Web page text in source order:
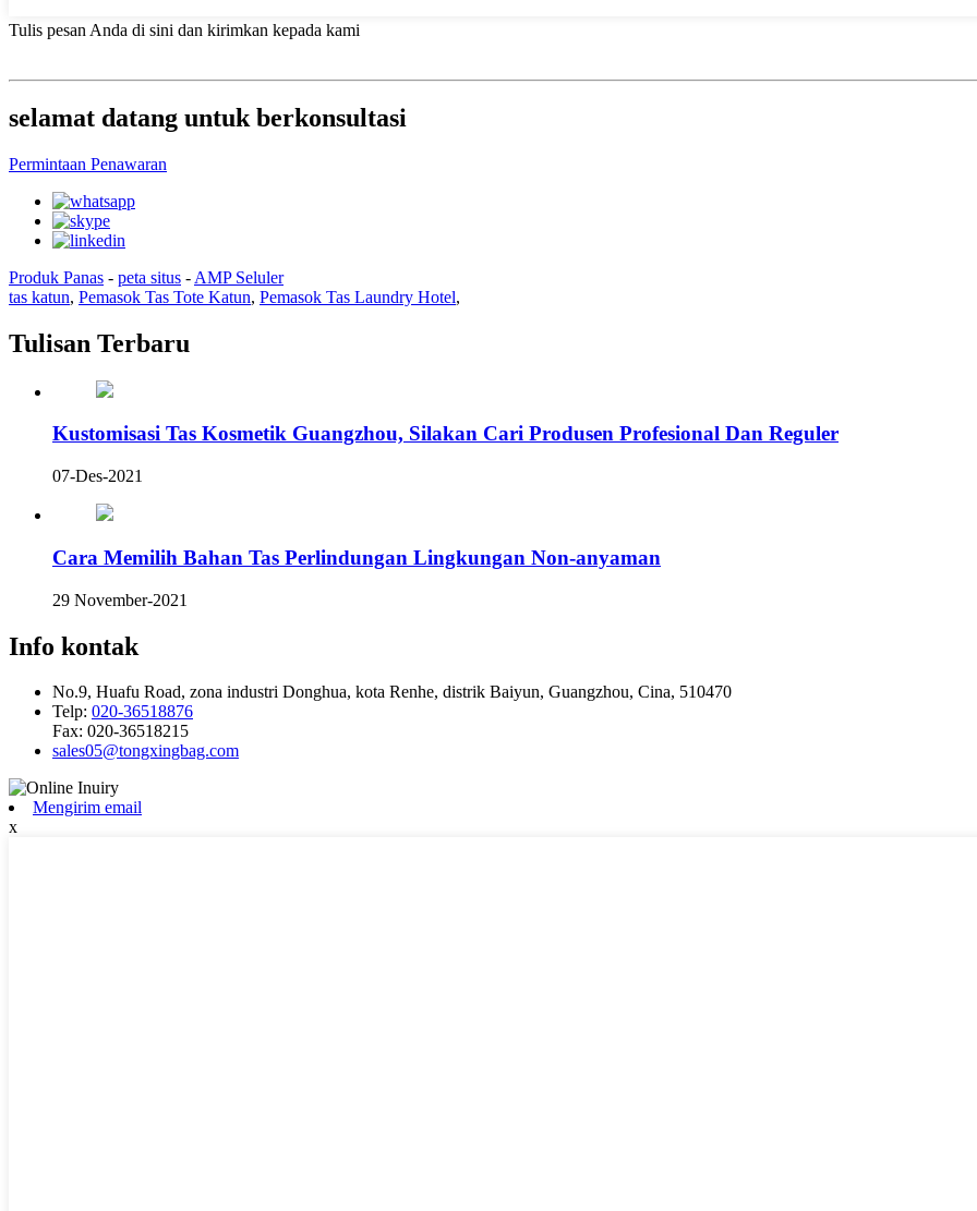
Tulis pesan Anda di sini dan kirimkan kepada kami
selamat datang untuk berkonsultasi
Permintaan Penawaran
Produk Panas - peta situs - AMP Seluler
tas katun, Pemasok Tas Tote Katun, Pemasok Tas Laundry Hotel,
Tulisan Terbaru
Kustomisasi Tas Kosmetik Guangzhou, Silakan Cari Produsen Profesional Dan Reguler
07-Des-2021
Cara Memilih Bahan Tas Perlindungan Lingkungan Non-anyaman
29 November-2021
Info kontak
No.9, Huafu Road, zona industri Donghua, kota Renhe, distrik Baiyun, Guangzhou, Cina, 510470
Telp: 020-36518876
Fax: 020-36518215
sales05@tongxingbag.com
Mengirim email
x